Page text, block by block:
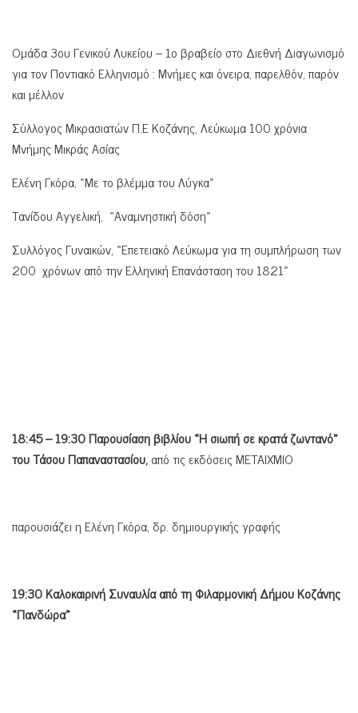
Ομάδα 3ου Γενικού Λυκείου – 1ο βραβείο στο Διεθνή Διαγωνισμό
για τον Ποντιακό Ελληνισμό : Μνήμες και όνειρα, παρελθόν, παρόν
και μέλλον
Σύλλογος Μικρασιατών Π.Ε Κοζάνης, Λεύκωμα 100 χρόνια
Μνήμης Μικράς Ασίας
Ελένη Γκόρα, «Με το βλέμμα του Λύγκα»
Τανίδου Αγγελική, «Αναμνηστική δόση»
Συλλόγος Γυναικών, «Επετειακό Λεύκωμα για τη συμπλήρωση των
200 χρόνων από την Ελληνική Επανάσταση του 1821»
18:45 – 19:30 Παρουσίαση βιβλίου «Η σιωπή σε κρατά ζωντανό»
του Τάσου Παπαναστασίου,από τις εκδόσεις ΜΕΤΑΙΧΜΙΟ
παρουσιάζει η Ελένη Γκόρα, δρ. δημιουργικής γραφής
19:30 Καλοκαιρινή Συναυλία από τη Φιλαρμονική Δήμου Κοζάνης
«Πανδώρα»